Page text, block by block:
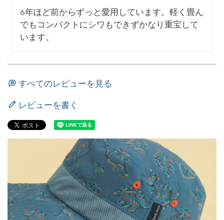
6年ほど前からずっと愛用しています。軽く畳ん
でもコンパクトにシワもできずかなり重宝して
います。
すべてのレビューを見る
レビューを書く